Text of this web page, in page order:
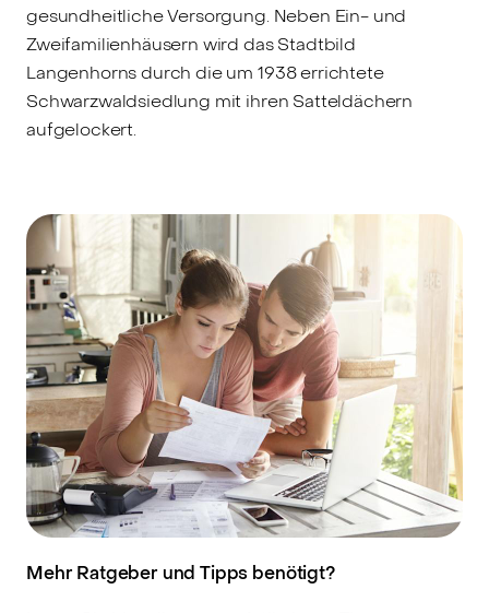
gesundheitliche Versorgung. Neben Ein- und
Zweifamilienhäusern wird das Stadtbild
Langenhorns durch die um 1938 errichtete
Schwarzwaldsiedlung mit ihren Satteldächern
aufgelockert.
Mehr Ratgeber und Tipps benötigt?